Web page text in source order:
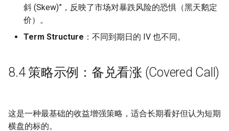
斜 (Skew)”，反映了市场对暴跌风险的恐惧（黑天鹅定
价）。
Term Structure ：不同到期日的 IV 也不同。
8.4 策略示例：备兑看涨 (Covered Call)
这是一种最基础的收益增强策略，适合长期看好但认为短期
横盘的标的。